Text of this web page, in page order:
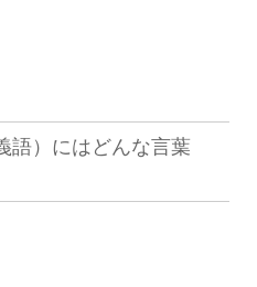
語）にはどんな言葉